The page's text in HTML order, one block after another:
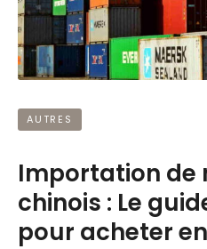
AUTRES
Importation de
chinois : Le
pour acheter